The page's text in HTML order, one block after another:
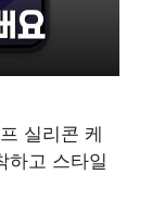
실리콘 케
하고 스타일